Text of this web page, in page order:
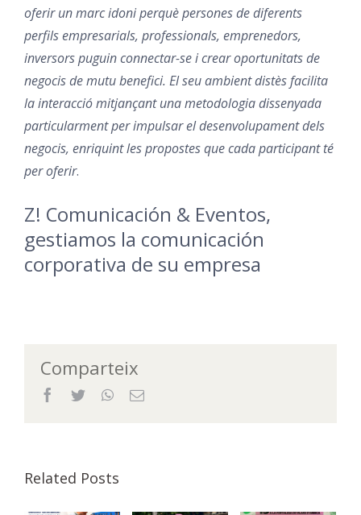
oferir un marc idoni perquè persones de diferents
perfils empresarials, professionals, emprenedors,
inversors puguin connectar-se i crear oportunitats de
negocis de mutu benefici. El seu ambient distès facilita
la interacció mitjançant una metodologia dissenyada
particularment per impulsar el desenvolupament dels
negocis, enriquint les propostes que cada participant té
per oferir.
Z! Comunicación & Eventos,
gestiamos la comunicación
corporativa de su empresa
Comparteix
Facebook
TwitterWhatsApp
Email
Related Posts